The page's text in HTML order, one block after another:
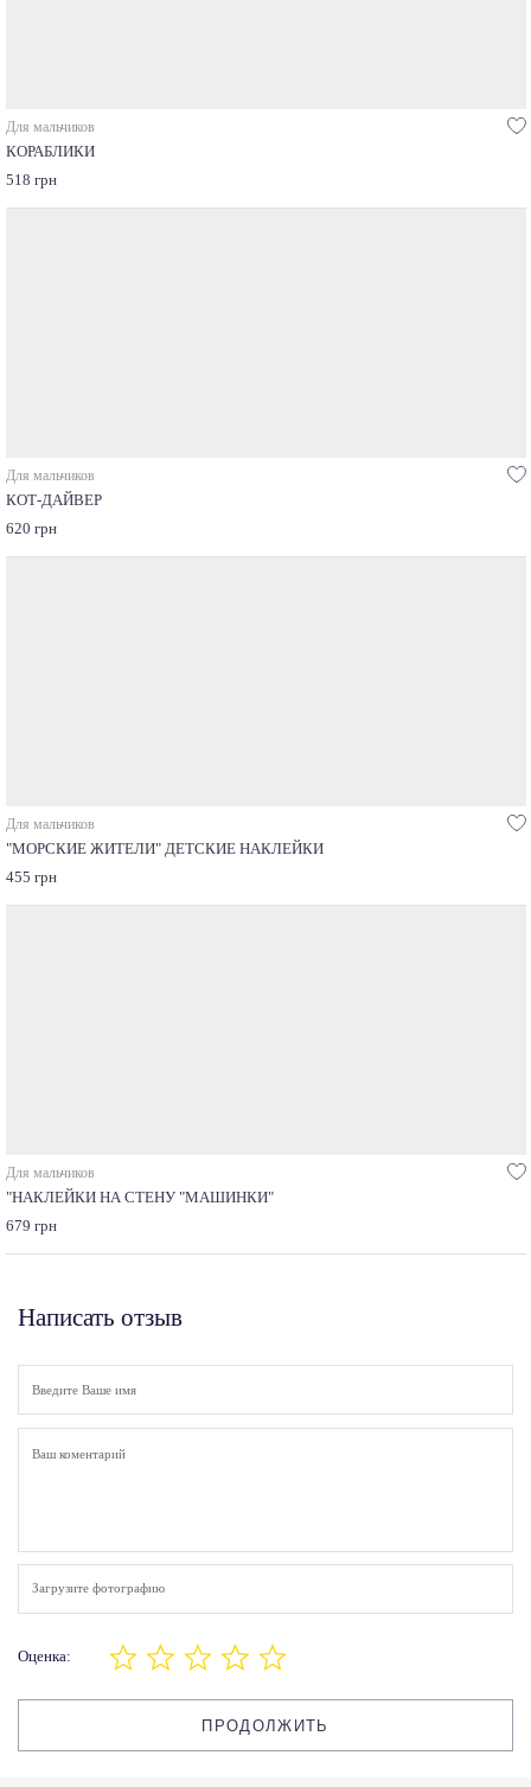
Для мальчиков
КОРАБЛИКИ
518 грн
Для мальчиков
КОТ-ДАЙВЕР
620 грн
Для мальчиков
"МОРСКИЕ ЖИТЕЛИ" ДЕТСКИЕ НАКЛЕЙКИ
455 грн
Для мальчиков
"НАКЛЕЙКИ НА СТЕНУ "МАШИНКИ"
679 грн
Написать отзыв
Загрузите фотографию
Оценка:
ПРОДОЛЖИТЬ